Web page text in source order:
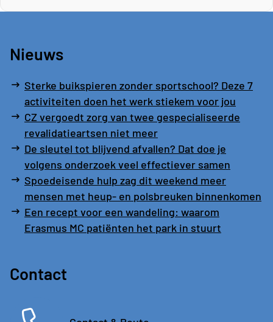
Nieuws
Sterke buikspieren zonder sportschool? Deze 7
activiteiten doen het werk stiekem voor jou
CZ vergoedt zorg van twee gespecialiseerde
revalidatieartsen niet meer
De sleutel tot blijvend afvallen? Dat doe je
volgens onderzoek veel effectiever samen
Spoedeisende hulp zag dit weekend meer
mensen met heup- en polsbreuken binnenkomen
Een recept voor een wandeling: waarom
Erasmus MC patiënten het park in stuurt
Contact